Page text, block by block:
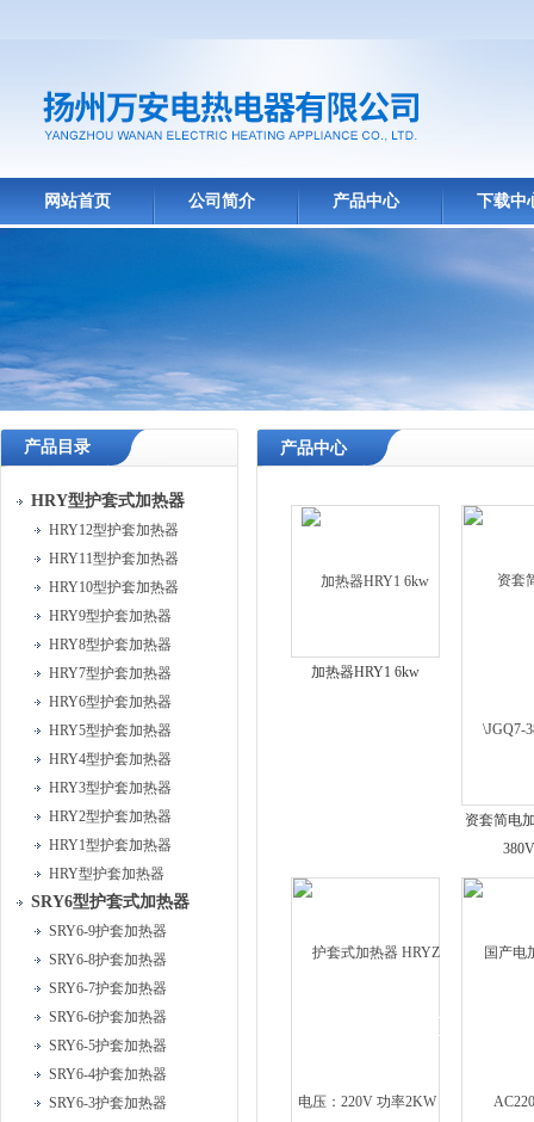
网站首页 公司简介 产品中心 下载中
产品目录
HRY型护套式加热器
HRY12型护套加热器
HRY11型护套加热器
HRY10型护套加热器
HRY9型护套加热器
HRY8型护套加热器
HRY7型护套加热器
HRY6型护套加热器
HRY5型护套加热器
HRY4型护套加热器
HRY3型护套加热器
HRY2型护套加热器
HRY1型护套加热器
HRY型护套加热器
SRY6型护套式加热器
SRY6-9护套加热器
SRY6-8护套加热器
SRY6-7护套加热器
SRY6-6护套加热器
SRY6-5护套加热器
SRY6-4护套加热器
SRY6-3护套加热器
产品中心
加热器HRY1 6kw
资套简电